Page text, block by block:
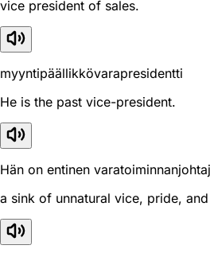
vice president of sales.
myyntipäällikkövarapresidentti
He is the past vice-president.
Hän on entinen
a sink of unnatural vice, pride,